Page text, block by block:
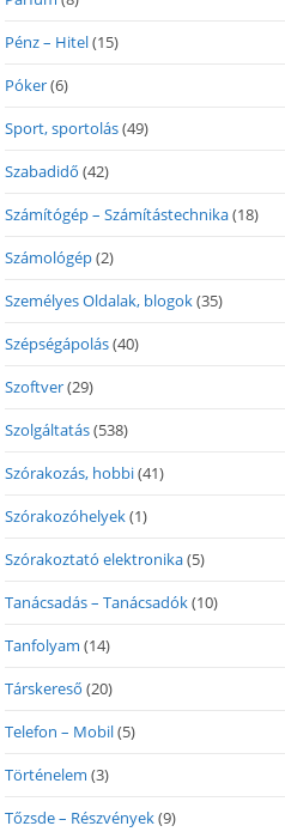
page
Pénz – Hitel(15)
Póker(6)
Sport, sportolás(49)
Szabadidő (42)
Számítógép – Számítástechnika(18)
Számológép(2)
Személyes Oldalak, blogok(35)
Szépségápolás(40)
Szoftver(29)
Szolgáltatás(538)
Szórakozás, hobbi(41)
Szórakozóhelyek(1)
Szórakoztató elektronika(5)
Tanácsadás – Tanácsadók(10)
Tanfolyam (14)
Társkereső (20)
Telefon – Mobil(5)
Történelem (3)
Tőzsde – Részvények(9)